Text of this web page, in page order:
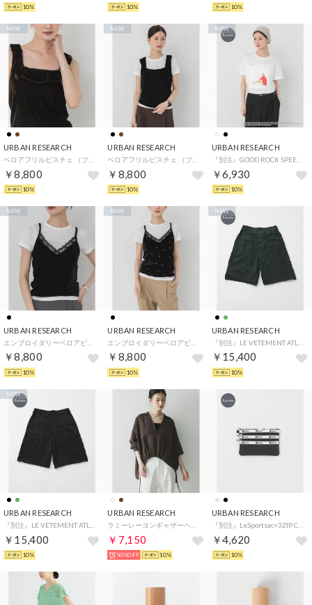
10% 10% 10%
URBAN RESEARCH
￥8,800
NEW
10%
URBAN RESEARCH
￥8,800
NEW
10%
URBAN RESEARCH
『別注』GOOD ROCK SPEED×MARILYN T-SHIRTS （ホワイト）
￥6,930
NEW
10%
URBAN RESEARCH
￥8,800
NEW
10%
URBAN RESEARCH
￥8,800
NEW
10%
URBAN RESEARCH
￥15,400
NEW
10%
URBAN RESEARCH
￥15,400
NEW
10%
URBAN RESEARCH
￥7,150
50%OFF 10%
URBAN RESEARCH
『別注』LeSportsac×3ZIP COSMETIC （ブラック）
￥4,620
10%